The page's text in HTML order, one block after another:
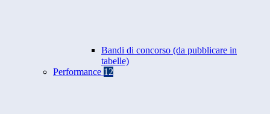
Bandi di concorso (da pubblicare in
tabelle)
Performance 12